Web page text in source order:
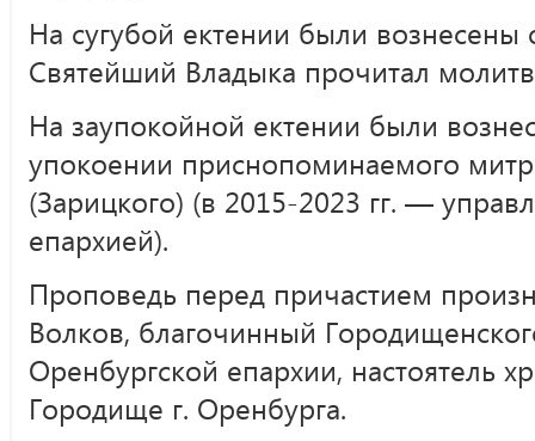
На сугубой ектении были
Святейший Владыка прочитал
На заупокойной ектении были
упокоении приснопоминаемого
(Зарицкого) (в 2015-2023 гг. —
епархией).
Проповедь перед причастием
Волков, благочинный
Оренбургской епархии, настоятель
Городище г. Оренбурга.